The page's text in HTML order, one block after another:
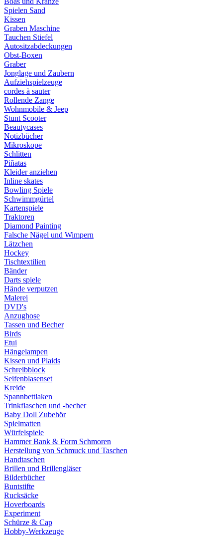
Spielen Sand
Kissen
Graben Maschine
Tauchen Stiefel
Autositzabdeckungen
Obst-Boxen
Graber
Jonglage und Zaubern
Aufziehspielzeuge
cordes à sauter
Rollende Zange
Wohnmobile & Jeep
Stunt Scooter
Beautycases
Notizbücher
Mikroskope
Schlitten
Piñatas
Kleider anziehen
Inline skates
Bowling Spiele
Schwimmgürtel
Kartenspiele
Traktoren
Diamond Painting
Falsche Nägel und Wimpern
Lätzchen
Hockey
Tischtextilien
Bänder
Darts spiele
Hände verputzen
Malerei
DVD's
Anzughose
Tassen und Becher
Birds
Etui
Hängelampen
Kissen und Plaids
Schreibblock
Seifenblasenset
Kreide
Spannbettlaken
Trinkflaschen und -becher
Baby Doll Zubehör
Spielmatten
Würfelspiele
Hammer Bank & Form Schmoren
Herstellung von Schmuck und Taschen
Handtaschen
Brillen und Brillengläser
Bilderbücher
Buntstifte
Rucksäcke
Hoverboards
Experiment
Schürze & Cap
Hobby-Werkzeuge